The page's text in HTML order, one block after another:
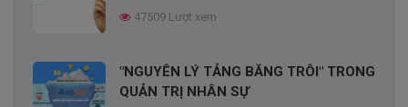
47509 Lượt xem
"NGUYÊN LÝ TẢNG BĂNG TRÔI" TRONG
QUẢN TRỊ NHÂN SỰ